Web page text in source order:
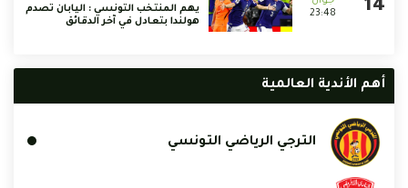
23:48
يهم المنتخب التونسي : اليابان تصدم
هولندا بتعادل في آخر الدقائق
أهم الأندية العالمية
الترجي الرياضي التونسي